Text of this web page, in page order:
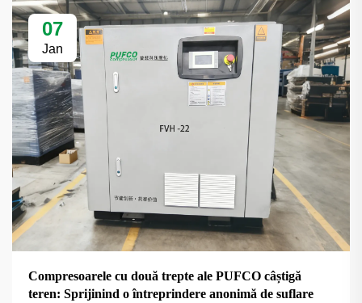
07
Jan
Compresoarele cu două trepte ale PUFCO câștigă
teren: Sprijinind o întreprindere anonimă de suflare